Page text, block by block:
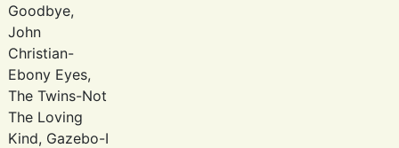
Goodbye,
John
Christian-
Ebony Eyes,
The Twins-Not
The Loving
Kind, Gazebo-I